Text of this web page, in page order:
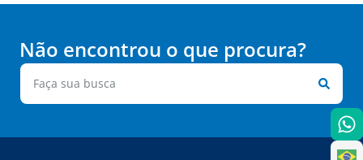
Não encontrou o que procura?